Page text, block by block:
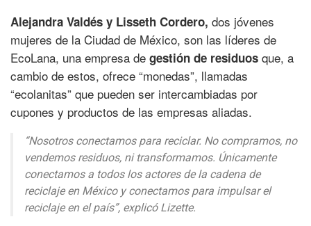
Alejandra Valdés y Lisseth Cordero, dos jóvenes
mujeres de la Ciudad de México, son las líderes de
EcoLana, una empresa de gestión de residuos que, a
cambio de estos, ofrece “monedas”, llamadas
“ecolanitas” que pueden ser intercambiadas por
cupones y productos de las empresas aliadas.
“Nosotros conectamos para reciclar. No compramos, no
vendemos residuos, ni transformamos. Únicamente
conectamos a todos los actores de la cadena de
reciclaje en México y conectamos para impulsar el
reciclaje en el país”, explicó Lizette.